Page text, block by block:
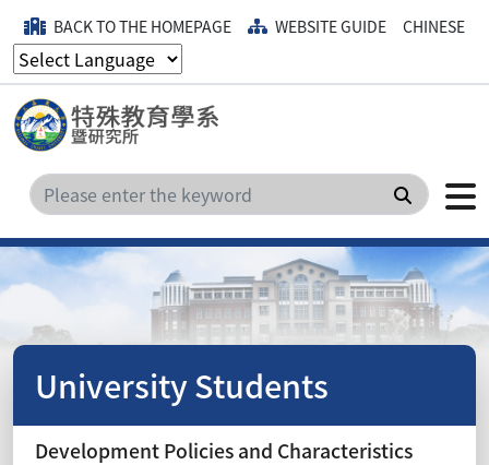
BACK TO THE HOMEPAGE WEBSITE GUIDE CHINESE
Search
University Students
Development Policies and Characteristics